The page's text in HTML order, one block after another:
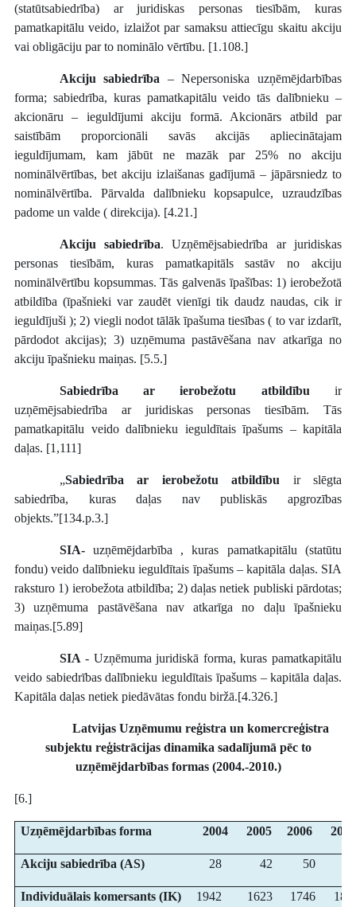
(statūtsabiedrība) ar juridiskas personas tiesībām, kuras
pamatkapitālu veido, izlaižot par samaksu attiecīgu skaitu akciju
vai obligāciju par to nominālo vērtību. [1.108.]
Akciju sabiedrība – Nepersoniska uzņēmējdarbības
forma; sabiedrība, kuras pamatkapitālu veido tās dalībnieku –
akcionāru – ieguldījumi akciju formā. Akcionārs atbild par
saistībām proporcionāli savās akcijās apliecinātajam
ieguldījumam, kam jābūt ne mazāk par 25% no akciju
nominālvērtības, bet akciju izlaišanas gadījumā – jāpārsniedz to
nominālvērtība. Pārvalda dalībnieku kopsapulce, uzraudzības
padome un valde ( direkcija). [4.21.]
Akciju sabiedrība. Uzņēmējsabiedrība ar juridiskas
personas tiesībām, kuras pamatkapitāls sastāv no akciju
nominālvērtību kopsummas. Tās galvenās īpašības: 1) ierobežotā
atbildība (īpašnieki var zaudēt vienīgi tik daudz naudas, cik ir
ieguldījuši ); 2) viegli nodot tālāk īpašuma tiesības ( to var izdarīt,
pārdodot akcijas); 3) uzņēmuma pastāvēšana nav atkarīga no
akciju īpašnieku maiņas. [5.5.]
Sabiedrība ar ierobežotu atbildību ir
uzņēmējsabiedrība ar juridiskas personas tiesībām. Tās
pamatkapitālu veido dalībnieku ieguldītais īpašums – kapitāla
daļas. [1,111]
„Sabiedrība ar ierobežotu atbildību ir slēgta
sabiedrība, kuras daļas nav publiskās apgrozības
objekts.”[134.p.3.]
SIA- uzņēmējdarbība , kuras pamatkapitālu (statūtu
fondu) veido dalībnieku ieguldītais īpašums – kapitāla daļas. SIA
raksturo 1) ierobežota atbildība; 2) daļas netiek publiski pārdotas;
3) uzņēmuma pastāvēšana nav atkarīga no daļu īpašnieku
maiņas.[5.89]
SIA - Uzņēmuma juridiskā forma, kuras pamatkapitālu
veido sabiedrības dalībnieku ieguldītais īpašums – kapitāla daļas.
Kapitāla daļas netiek piedāvātas fondu biržā.[4.326.]
Latvijas Uzņēmumu reģistra un komercreģistra
subjektu reģistrācijas dinamika sadalījumā pēc to
uzņēmējdarbības formas (2004.-2010.)
[6.]
Uzņēmējdarbības forma 2004 2005 2006 2007
Akciju sabiedrība (AS) 28 42 50
Individuālais komersants (IK) 1942 1623 1746